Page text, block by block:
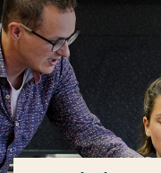
Ga direct naar de
... > Contact
Veel gezocht
Opleiding